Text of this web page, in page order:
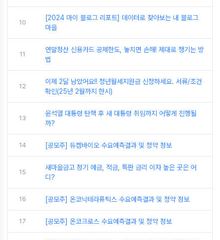
10
[2024 마이 블로그 리포트] 데이터로 찾아보는 내 블로그
마을
11
연말정산 신용카드 공제한도, 놓치면 손해! 제대로 챙기는 방
법
12
이제 2달 남았어요!! 청년월세지원금 신청하세요. 서류/조건
확인(25년 2월까지 한시)
13
윤석열 대통령 탄핵 후 새 대통령 취임까지 어떻게 진행될
까?
14 [공모주] 듀켐바이오 수요예측결과 및 청약 정보
15
새마을금고 정기 예금, 적금, 특판 금리 이자 높은 곳은 어
디?
16 [공모주] 온코닉테라퓨틱스 수요예측결과 및 청약 정보
17 [공모주] 온코크로스 수요예측결과 및 청약 정보